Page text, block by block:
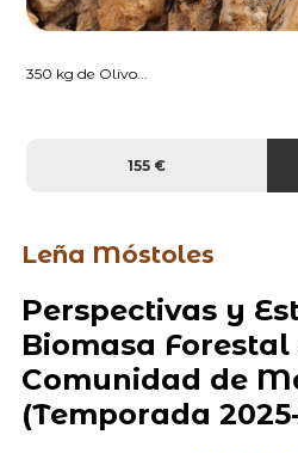
350 kg de Olivo...
155 €
Leña Móstoles
Perspectivas y
Biomasa Forestal
Comunidad de
(Temporada